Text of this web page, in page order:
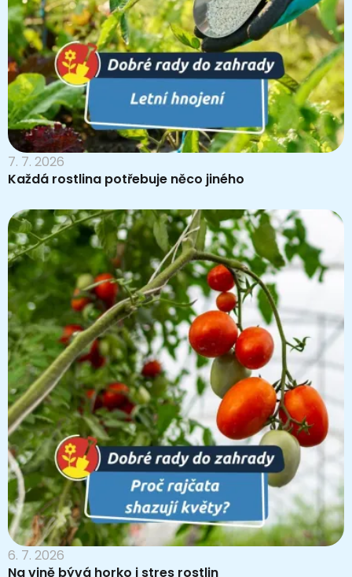
7. 7. 2026
Každá rostlina potřebuje něco jiného
6. 7. 2026
Na vině bývá horko i stres rostlin